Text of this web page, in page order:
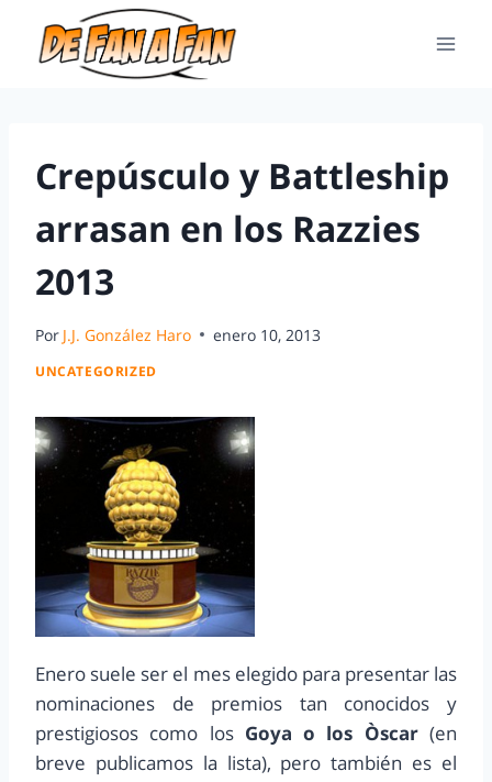
Crepúsculo y Battleship
arrasan en los Razzies
2013
Por J.J. González Haro enero 10, 2013
UNCATEGORIZED
Enero suele ser el mes elegido para presentar las
nominaciones de premios tan conocidos y
prestigiosos como los Goya o los Òscar(en
breve publicamos la lista), pero también es el